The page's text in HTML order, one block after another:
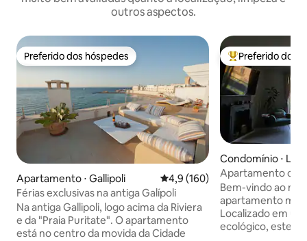
outros aspectos.
Preferido dos hóspedes
Preferido dos hóspedes
Apartamento ⋅ Gallipoli 4,9 de uma avaliação média de
4,9 (160)
Férias exclusivas na antiga Galípoli
Na antiga Gallipoli, logo acima da Riviera
e da "Praia Puritate". O apartamento
está no centro da movida da Cidade
Entre os
Preferido dos
Condomínio ⋅
Apartamento
Nabolux em
Bem-vindo ao
apartamento
Localizado em
ecológico, este